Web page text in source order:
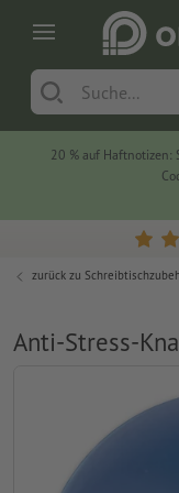
20 % auf Haftnotizen:
zurück zu
Anti-Stress-